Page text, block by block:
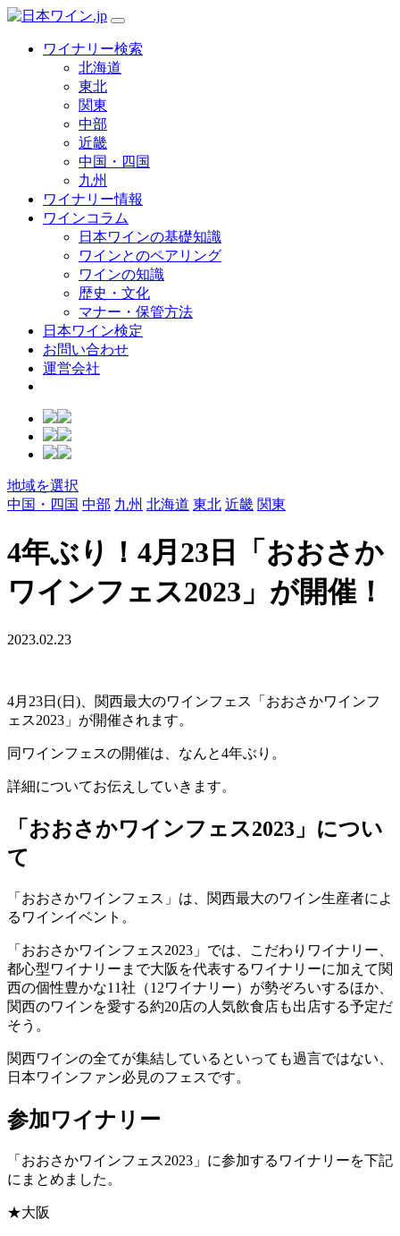
ワイナリー検索
北海道
東北
関東
中部
近畿
中国・四国
九州
ワイナリー情報
ワインコラム
日本ワインの基礎知識
ワインとのペアリング
ワインの知識
歴史・文化
マナー・保管方法
日本ワイン検定
お問い合わせ
運営会社
地域を選択
中国・四国 中部 九州 北海道 東北 近畿 関東
4年ぶり！4月23日「おおさか
ワインフェス2023」が開催！
2023.02.23
4月23日(日)、関西最大のワインフェス「おおさかワインフ
ェス2023」が開催されます。
同ワインフェスの開催は、なんと4年ぶり。
詳細についてお伝えしていきます。
「おおさかワインフェス2023」につい
て
「おおさかワインフェス」は、関西最大のワイン生産者によ
るワインイベント。
「おおさかワインフェス2023」では、こだわりワイナリー、
都心型ワイナリーまで大阪を代表するワイナリーに加えて関
西の個性豊かな11社（12ワイナリー）が勢ぞろいするほか、
関西のワインを愛する約20店の人気飲食店も出店する予定だ
そう。
関西ワインの全てが集結しているといっても過言ではない、
日本ワインファン必見のフェスです。
参加ワイナリー
「おおさかワインフェス2023」に参加するワイナリーを下記
にまとめました。
★大阪